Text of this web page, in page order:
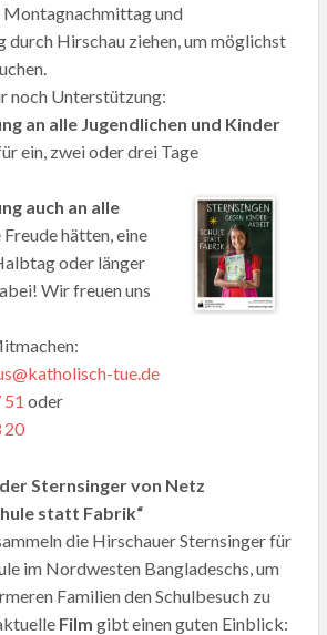
Montagnachmittag und
Hirschau ziehen, um möglichst
noch Unterstützung:
an alle Jugendlichen und Kinder
ein, zwei oder drei Tage
auch an alle
Freude hätten, eine
oder länger
Wir freuen uns
tue.de
oder
20
Sternsinger von Netz
statt Fabrik“
die Hirschauer Sternsinger für
im Nordwesten Bangladeschs, um
Familien den Schulbesuch zu
Film gibt einen guten Einblick: